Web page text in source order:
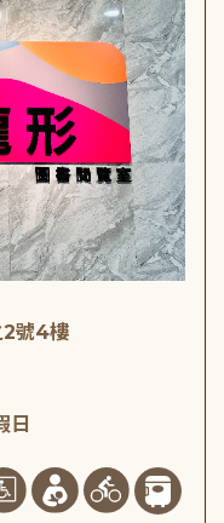
2號4樓
日